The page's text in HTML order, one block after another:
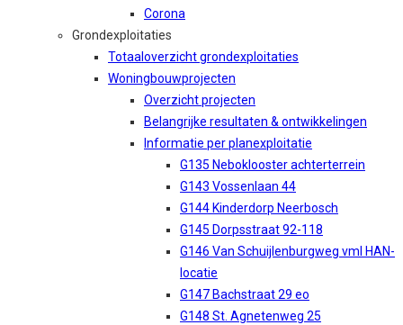
Corona
Grondexploitaties
Totaaloverzicht grondexploitaties
Woningbouwprojecten
Overzicht projecten
Belangrijke resultaten & ontwikkelingen
Informatie per planexploitatie
G135 Neboklooster achterterrein
G143 Vossenlaan 44
G144 Kinderdorp Neerbosch
G145 Dorpsstraat 92-118
G146 Van Schuijlenburgweg vml HAN-
locatie
G147 Bachstraat 29 eo
G148 St. Agnetenweg 25